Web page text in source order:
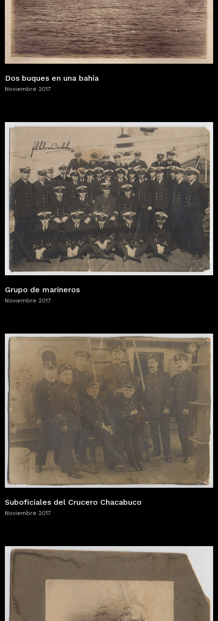
Dos buques en una bahía
Noviembre 2017
Grupo de marineros
Noviembre 2017
Suboficiales del Crucero Chacabuco
Noviembre 2017